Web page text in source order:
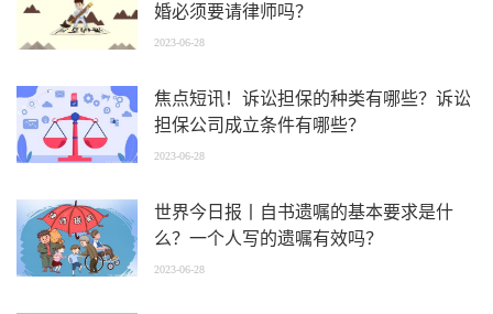
婚必须要请律师吗？
2023-06-28
焦点短讯！诉讼担保的种类有哪些？诉讼
担保公司成立条件有哪些？
2023-06-28
世界今日报丨自书遗嘱的基本要求是什
么？一个人写的遗嘱有效吗？
2023-06-28